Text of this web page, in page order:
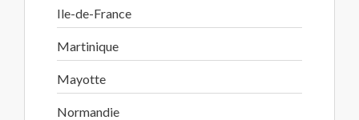
Ile-de-France
Martinique
Mayotte
Normandie